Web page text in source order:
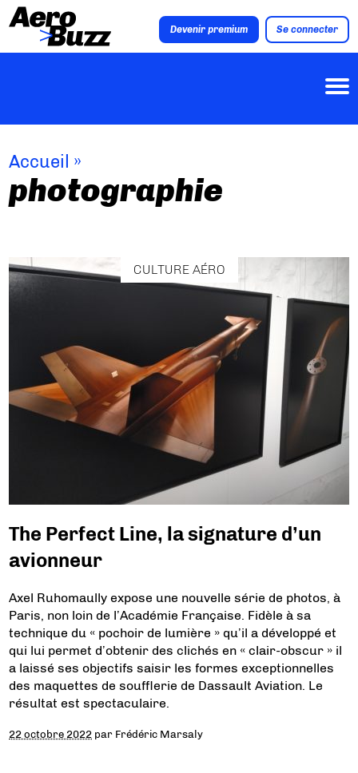
Devenir premium Se connecter
Accueil »
photographie
CULTURE AÉRO
The Perfect Line, la signature d’un
avionneur
Axel Ruhomaully expose une nouvelle série de photos, à
Paris, non loin de l’Académie Française. Fidèle à sa
technique du « pochoir de lumière » qu’il a développé et
qui lui permet d’obtenir des clichés en « clair-obscur » il
a laissé ses objectifs saisir les formes exceptionnelles
des maquettes de soufflerie de Dassault Aviation. Le
résultat est spectaculaire.
22 octobre 2022 par Frédéric Marsaly